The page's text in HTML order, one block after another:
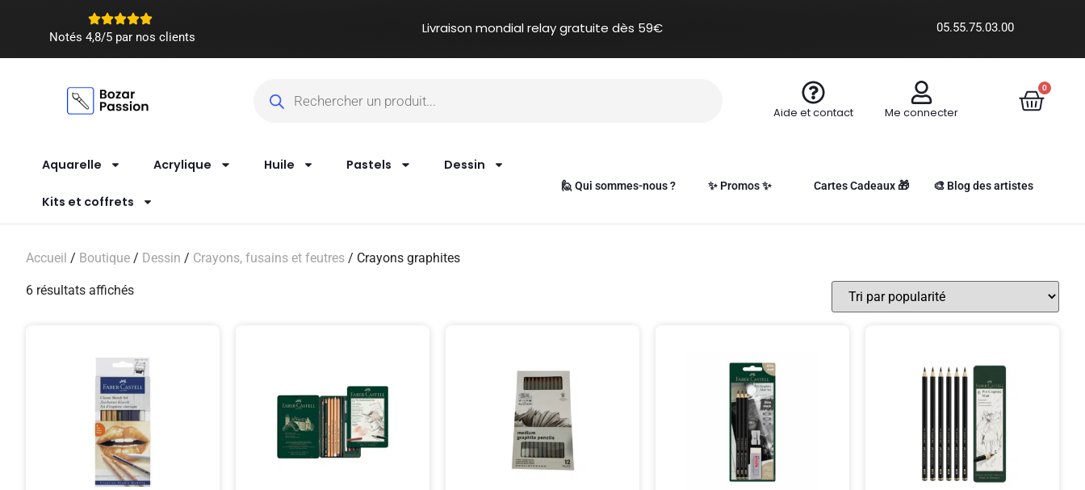
Notés 4,8/5 par nos clients
Livraison mondial relay gratuite dès 59€ 05.55.75.03.00
Aide et contact Me connecter
0
Aquarelle Acrylique Huile Pastels Dessin
Kits et coffrets
🙋 Qui sommes-nous ? ✨ Promos ✨ Cartes Cadeaux 🎁 🎨 Blog des artistes
Accueil / Boutique / Dessin / Crayons, fusains et feutres / Crayons graphites
6 résultats affichés